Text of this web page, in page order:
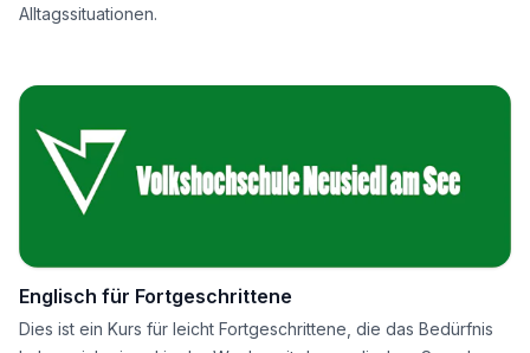
Alltagssituationen.
Englisch für Fortgeschrittene
Dies ist ein Kurs für leicht Fortgeschrittene, die das Bedürfnis